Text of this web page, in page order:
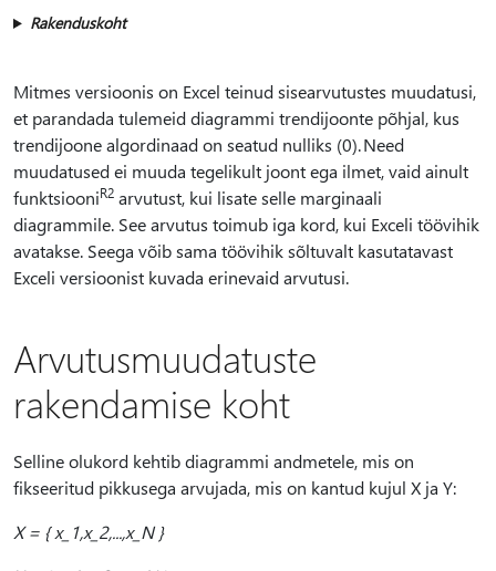
Rakenduskoht
Mitmes versioonis on Excel teinud sisearvutustes muudatusi,
et parandada tulemeid diagrammi trendijoonte põhjal, kus
trendijoone algordinaad on seatud nulliks (0). Need
muudatused ei muuda tegelikult joont ega ilmet, vaid ainult
funktsiooniR2 arvutust, kui lisate selle marginaali
diagrammile. See arvutus toimub iga kord, kui Exceli töövihik
avatakse. Seega võib sama töövihik sõltuvalt kasutatavast
Exceli versioonist kuvada erinevaid arvutusi.
Arvutusmuudatuste
rakendamise koht
Selline olukord kehtib diagrammi andmetele, mis on
fikseeritud pikkusega arvujada, mis on kantud kujul X ja Y:
X = { x_1,x_2,...,x_N }